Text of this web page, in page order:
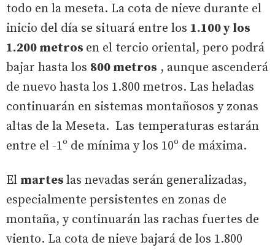
todo en la meseta. La cota de nieve durante el
inicio del día se situará entre los 1.100 y los
1.200 metros en el tercio oriental, pero podrá
bajar hasta los 800 metros , aunque ascenderá
de nuevo hasta los 1.800 metros. Las heladas
continuarán en sistemas montañosos y zonas
altas de la Meseta. Las temperaturas estarán
entre el -1º de mínima y los 10º de máxima.
El martes las nevadas serán generalizadas,
especialmente persistentes en zonas de
montaña, y continuarán las rachas fuertes de
viento. La cota de nieve bajará de los 1.800